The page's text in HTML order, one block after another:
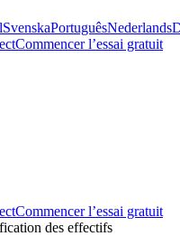
SvenskaPortuguêsNederlands
Commencer l’essai gratuit
Commencer l’essai gratuit
des effectifs